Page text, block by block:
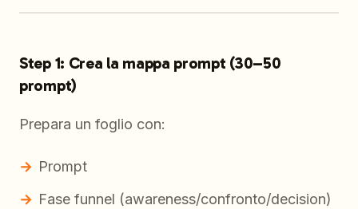
Step 1: Crea la mappa prompt (30–50
prompt)
Prepara un foglio con:
Prompt
Fase funnel (awareness/confronto/decision)